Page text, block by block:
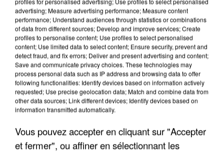
7h56
Une touriste de l’Oise emportée par une coulée de
boue en Haute-Savoie
Son corps a été retrouvé à cinq kilomètres de là.
advertising; Measure advertising performance; Measure content
performance; Understand audiences through statistics or combinations
of data from different sources; Develop and improve services; Create
profiles to personalise content; Use profiles to select personalised
content; Use limited data to select content; Ensure security, prevent and
detect fraud, and fix errors; Deliver and present advertising and content;
Save and communicate privacy choices. These technologies may
process personal data such as IP address and browsing data to offer
following functionalities: Identify devices based on information actively
requested; Use precise geolocation data; Match and combine data from
other data sources; Link different devices; Identify devices based on
information transmitted automatically.
Vous pouvez accepter en cliquant sur "Accepter
et fermer", ou affiner en sélectionnant les